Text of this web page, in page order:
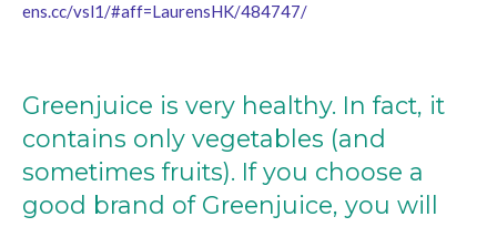
ens.cc/vsl1/#aff=LaurensHK/484747/
Greenjuice is very healthy. In fact, it
contains only vegetables (and
sometimes fruits). If you choose a
good brand of Greenjuice, you will